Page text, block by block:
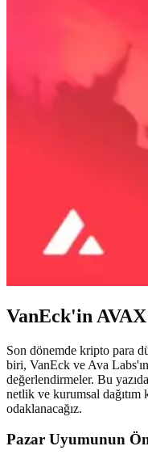
VanEck'in
Son dönemde kripto para
biri, VanEck ve Ava
değerlendirmeler. Bu
netlik ve kurumsal dağıtım
odaklanacağız.
Pazar Uyumunun